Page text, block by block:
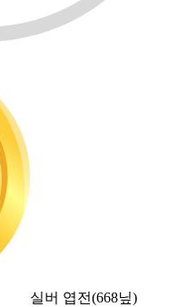
실버 엽전(668닢)